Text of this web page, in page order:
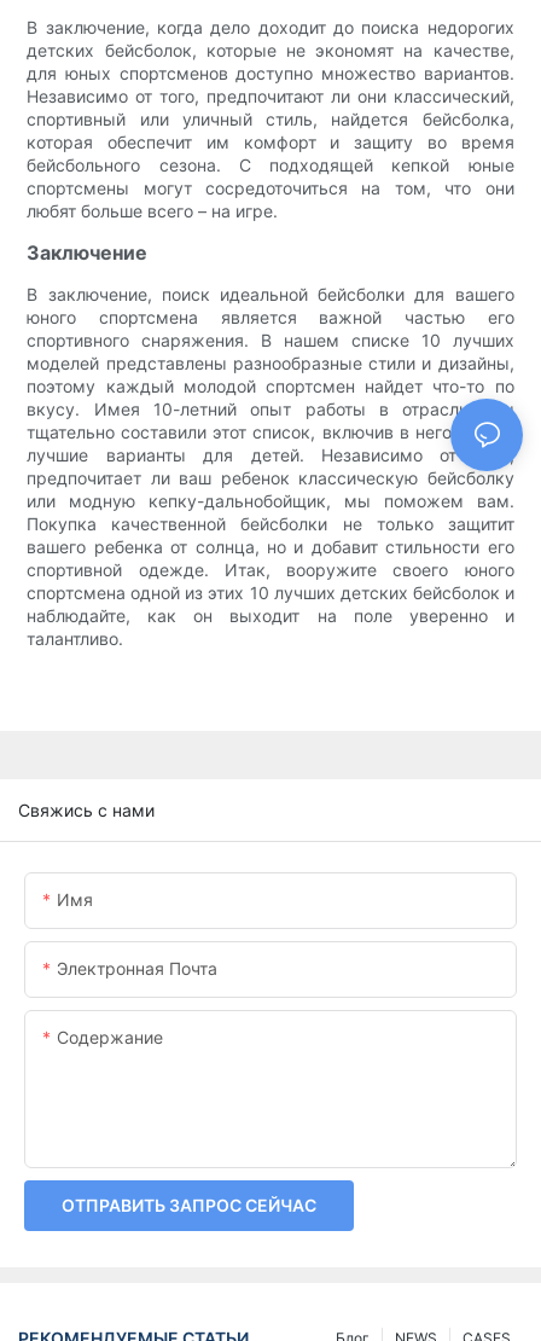
В заключение, когда дело доходит до поиска недорогих
детских бейсболок, которые не экономят на качестве,
для юных спортсменов доступно множество вариантов.
Независимо от того, предпочитают ли они классический,
спортивный или уличный стиль, найдется бейсболка,
которая обеспечит им комфорт и защиту во время
бейсбольного сезона. С подходящей кепкой юные
спортсмены могут сосредоточиться на том, что они
любят больше всего – на игре.
Заключение
В заключение, поиск идеальной бейсболки для вашего
юного спортсмена является важной частью его
спортивного снаряжения. В нашем списке 10 лучших
моделей представлены разнообразные стили и дизайны,
поэтому каждый молодой спортсмен найдет что-то по
вкусу. Имея 10-летний опыт работы в отрасли, мы
тщательно составили этот список, включив в него только
лучшие варианты для детей. Независимо от того,
предпочитает ли ваш ребенок классическую бейсболку
или модную кепку-дальнобойщик, мы поможем вам.
Покупка качественной бейсболки не только защитит
вашего ребенка от солнца, но и добавит стильности его
спортивной одежде. Итак, вооружите своего юного
спортсмена одной из этих 10 лучших детских бейсболок и
наблюдайте, как он выходит на поле уверенно и
талантливо.
Свяжись с нами
Имя
Электронная Почта
Содержание
ОТПРАВИТЬ ЗАПРОС СЕЙЧАС